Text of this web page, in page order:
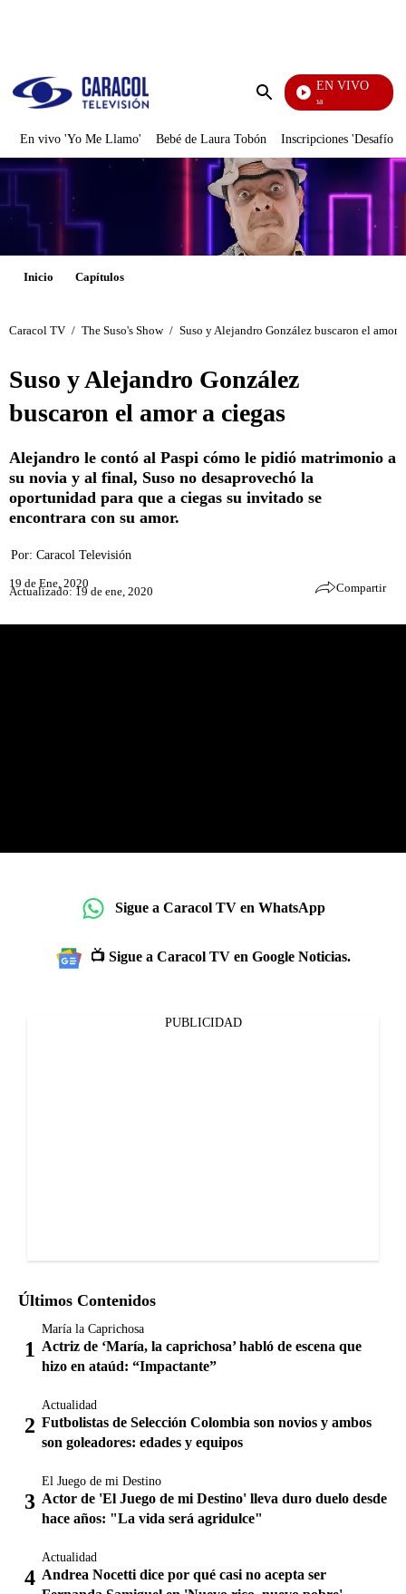
Enviar
EN VIVO
Diario De Diana
En vivo 'Yo Me Llamo' Bebé de Laura Tobón Inscripciones 'Desafío'
Inicio Capítulos
Caracol TV / The Suso's Show / Suso y Alejandro González buscaron el amor
Suso y Alejandro González
buscaron el amor a ciegas
Alejandro le contó al Paspi cómo le pidió matrimonio a
su novia y al final, Suso no desaprovechó la
oportunidad para que a ciegas su invitado se
encontrara con su amor.
Por: Caracol Televisión
19 de Ene, 2020
Actualizado: 19 de ene, 2020 Compartir
Sigue a Caracol TV en WhatsApp
📺 Sigue a Caracol TV en Google Noticias.
PUBLICIDAD
Últimos Contenidos
María la Caprichosa
Actriz de ‘María, la caprichosa’ habló de escena que
hizo en ataúd: “Impactante”
Actualidad
Futbolistas de Selección Colombia son novios y ambos
son goleadores: edades y equipos
El Juego de mi Destino
Actor de 'El Juego de mi Destino' lleva duro duelo desde
hace años: "La vida será agridulce"
Actualidad
Andrea Nocetti dice por qué casi no acepta ser